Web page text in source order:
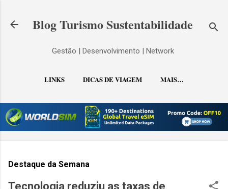
Blog Turismo Sustentabilidade
Gestão | Desenvolvimento | Network
LINKS DICAS DE VIAGEM MAIS…
CONTATO
Destaque da Semana
Tecnologia reduziu as taxas de